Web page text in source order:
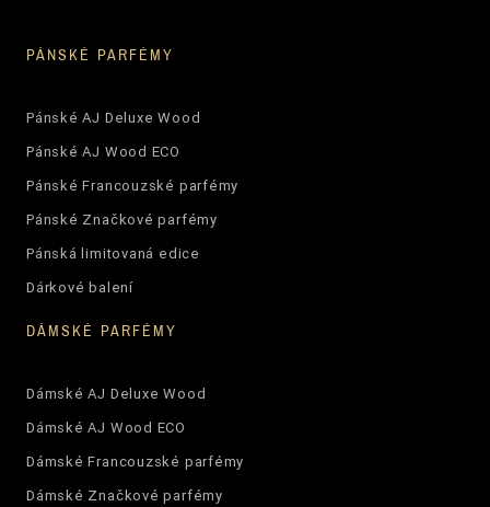
PÁNSKÉ PARFÉMY
Pánské AJ Deluxe Wood
Pánské AJ Wood ECO
Pánské Francouzské parfémy
Pánské Značkové parfémy
Pánská limitovaná edice
Dárkové balení
DÁMSKÉ PARFÉMY
Dámské AJ Deluxe Wood
Dámské AJ Wood ECO
Dámské Francouzské parfémy
Dámské Značkové parfémy